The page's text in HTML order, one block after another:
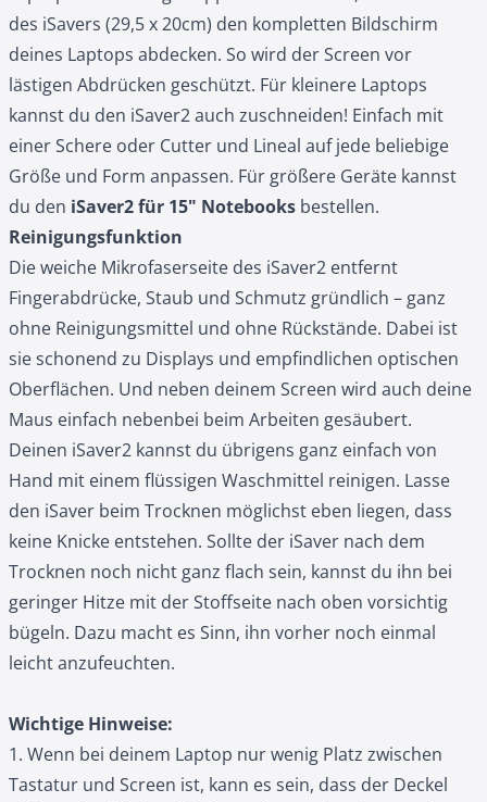
des iSavers (29,5 x 20cm) den kompletten Bildschirm
deines Laptops abdecken. So wird der Screen vor
lästigen Abdrücken geschützt. Für kleinere Laptops
kannst du den iSaver2 auch zuschneiden! Einfach mit
einer Schere oder Cutter und Lineal auf jede beliebige
Größe und Form anpassen. Für größere Geräte kannst
du den iSaver2 für 15" Notebooks bestellen.
Reinigungsfunktion
Die weiche Mikrofaserseite des iSaver2 entfernt
Fingerabdrücke, Staub und Schmutz gründlich – ganz
ohne Reinigungsmittel und ohne Rückstände. Dabei ist
sie schonend zu Displays und empfindlichen optischen
Oberflächen. Und neben deinem Screen wird auch deine
Maus einfach nebenbei beim Arbeiten gesäubert.
Deinen iSaver2 kannst du übrigens ganz einfach von
Hand mit einem flüssigen Waschmittel reinigen. Lasse
den iSaver beim Trocknen möglichst eben liegen, dass
keine Knicke entstehen. Sollte der iSaver nach dem
Trocknen noch nicht ganz flach sein, kannst du ihn bei
geringer Hitze mit der Stoffseite nach oben vorsichtig
bügeln. Dazu macht es Sinn, ihn vorher noch einmal
leicht anzufeuchten.
Wichtige Hinweise:
1. Wenn bei deinem Laptop nur wenig Platz zwischen
Tastatur und Screen ist, kann es sein, dass der Deckel